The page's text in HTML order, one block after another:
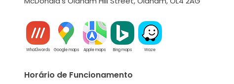
What3words Google maps Apple maps Bing maps Waze
Horário de Funcionamento